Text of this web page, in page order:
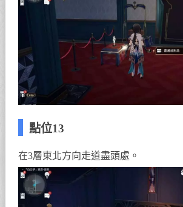
點位13
在3層東北方向走道盡頭處。